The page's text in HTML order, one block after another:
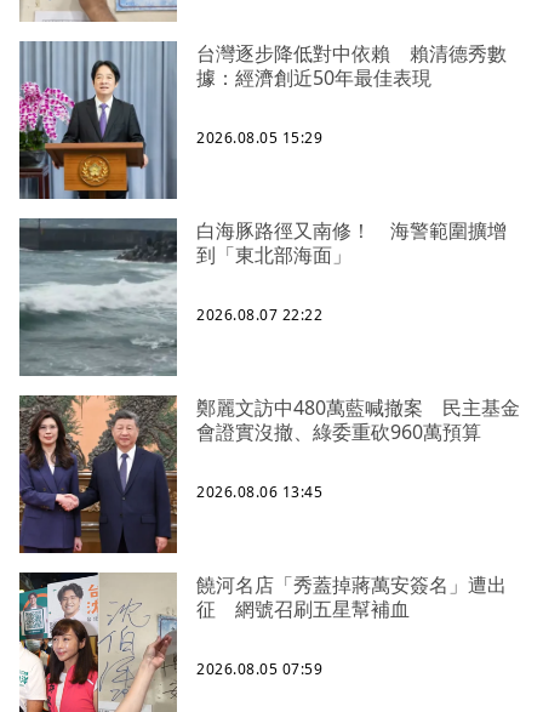
台灣逐步降低對中依賴 賴清德秀數
據：經濟創近50年最佳表現
2026.08.05 15:29
白海豚路徑又南修！ 海警範圍擴增
到「東北部海面」
2026.08.07 22:22
鄭麗文訪中480萬藍喊撤案 民主基金
會證實沒撤、綠委重砍960萬預算
2026.08.06 13:45
饒河名店「秀蓋掉蔣萬安簽名」遭出
征 網號召刷五星幫補血
2026.08.05 07:59